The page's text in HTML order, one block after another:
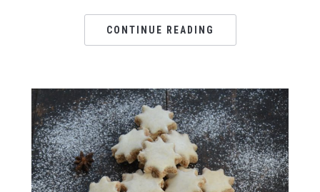
CONTINUE READING